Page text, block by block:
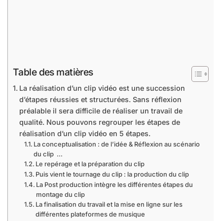
Table des matières
La réalisation d’un clip vidéo est une succession
d’étapes réussies et structurées. Sans réflexion
préalable il sera difficile de réaliser un travail de
qualité. Nous pouvons regrouper les étapes de
réalisation d’un clip vidéo en 5 étapes.
La conceptualisation : de l’idée & Réflexion au scénario
du clip …
Le repérage et la préparation du clip
Puis vient le tournage du clip : la production du clip
La Post production intègre les différentes étapes du
montage du clip
La finalisation du travail et la mise en ligne sur les
différentes plateformes de musique